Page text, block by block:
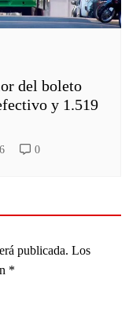
del boleto
y 1.519
0
publicada. Los
*